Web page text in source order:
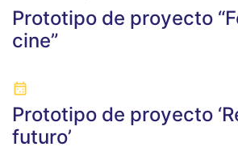
Prototipo de proyecto
cine”
Prototipo de proyecto
futuro’